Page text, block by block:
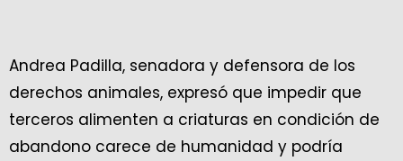
Andrea Padilla, senadora y defensora de los
derechos animales, expresó que impedir que
terceros alimenten a criaturas en condición de
abandono carece de humanidad y podría